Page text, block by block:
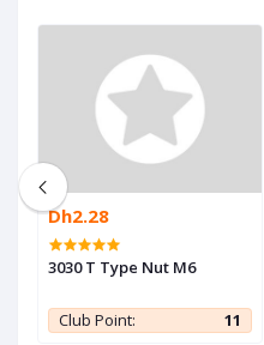
Dh2.28
3030 T Type Nut M6
Club Point: 11